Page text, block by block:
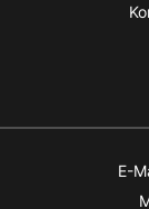
E-